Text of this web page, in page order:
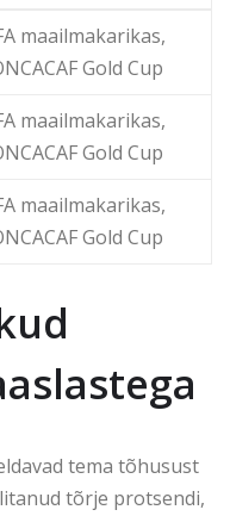
maailmakarikas,
Gold Cup
maailmakarikas,
Gold Cup
maailmakarikas,
Gold Cup
tema tõhusust
tõrje protsendi,